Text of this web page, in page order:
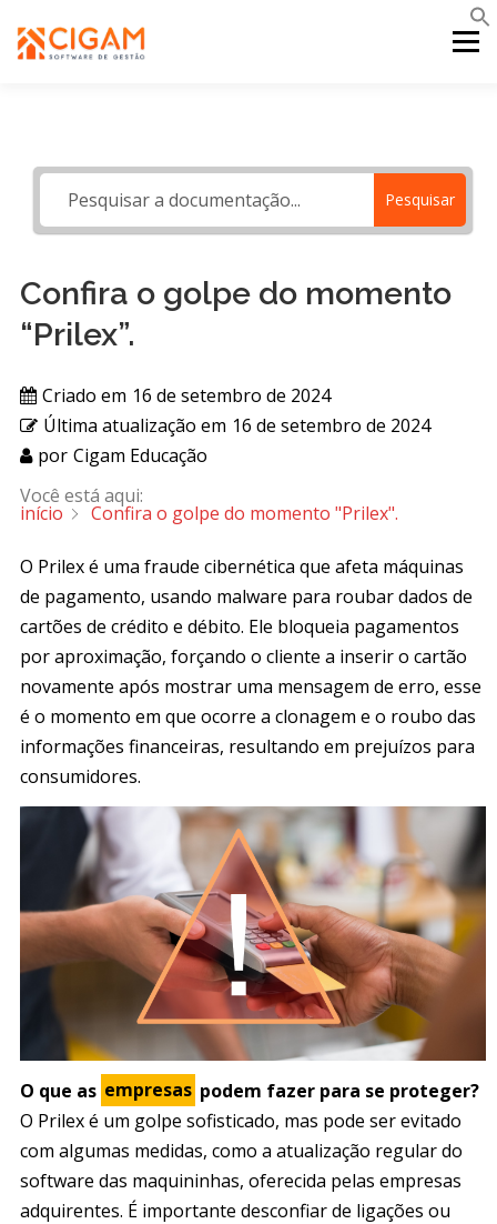
para
Menu
PORTAL WEB MOBILE SUPORTE Pesquisar
Confira o golpe do momento
“Prilex”.
Criado em 16 de setembro de 2024
Última atualização em 16 de setembro de 2024
por Cigam Educação
Você está aqui:
início Confira o golpe do momento "Prilex".
O Prilex é uma fraude cibernética que afeta máquinas
de pagamento, usando malware para roubar dados de
cartões de crédito e débito. Ele bloqueia pagamentos
por aproximação, forçando o cliente a inserir o cartão
novamente após mostrar uma mensagem de erro, esse
é o momento em que ocorre a clonagem e o roubo das
informações financeiras, resultando em prejuízos para
consumidores.
O que as empresas podem fazer para se proteger?
O Prilex é um golpe sofisticado, mas pode ser evitado
com algumas medidas, como a atualização regular do
software das maquininhas, oferecida pelas empresas
adquirentes. É importante desconfiar de ligações ou